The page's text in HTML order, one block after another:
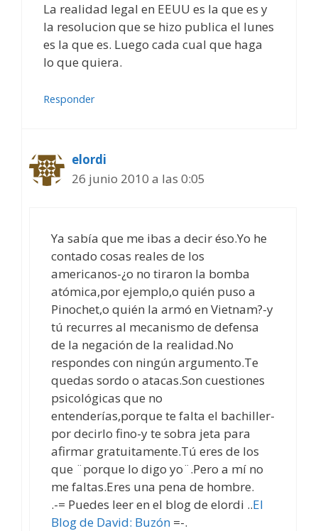
La realidad legal en EEUU es la que es y
la resolucion que se hizo publica el lunes
es la que es. Luego cada cual que haga
lo que quiera.
Responder
elordi
26 junio 2010 a las 0:05
Ya sabía que me ibas a decir éso.Yo he
contado cosas reales de los
americanos-¿o no tiraron la bomba
atómica,por ejemplo,o quién puso a
Pinochet,o quién la armó en Vietnam?-y
tú recurres al mecanismo de defensa
de la negación de la realidad.No
respondes con ningún argumento.Te
quedas sordo o atacas.Son cuestiones
psicológicas que no
entenderías,porque te falta el bachiller-
por decirlo fino-y te sobra jeta para
afirmar gratuitamente.Tú eres de los
que ¨porque lo digo yo¨.Pero a mí no
me faltas.Eres una pena de hombre.
.-= Puedes leer en el blog de elordi ..El
Blog de David: Buzón =-.